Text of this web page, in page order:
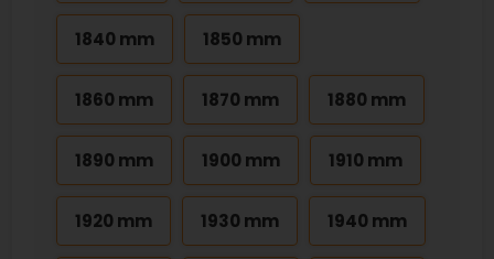
1840 mm 1850 mm
1860 mm 1870 mm 1880 mm
1890 mm 1900 mm 1910 mm
1920 mm 1930 mm 1940 mm